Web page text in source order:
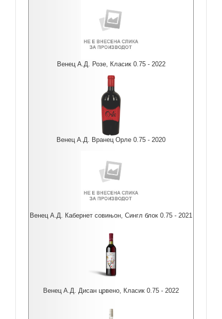
Венец А.Д. Розе, Класик 0.75 - 2022
Венец А.Д. Вранец Орле 0.75 - 2020
Венец А.Д. Кабернет совињон, Сингл блок 0.75 - 2021
Венец А.Д. Дисан црвено, Класик 0.75 - 2022